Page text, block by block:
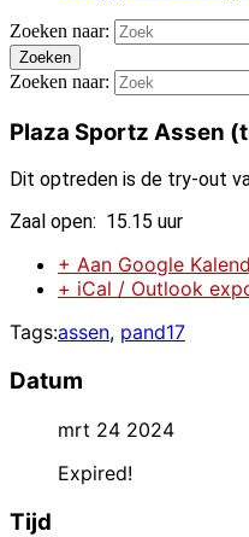
Zoeken naar:
Zoeken
Zoeken naar:
Plaza Sportz Assen
Dit optreden is de try-out
Zaal open: 15.15 uur
+ Aan Google
+ iCal / Outlook
Tags:assen, pand17
Datum
mrt 24 2024
Expired!
Tijd